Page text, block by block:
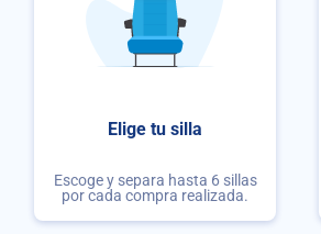
Elige tu silla
Escoge y separa hasta 6 sillas
por cada compra realizada.